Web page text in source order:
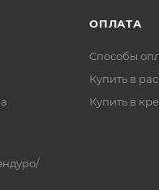
ОПЛАТА
Способы
Купить в
Купить в